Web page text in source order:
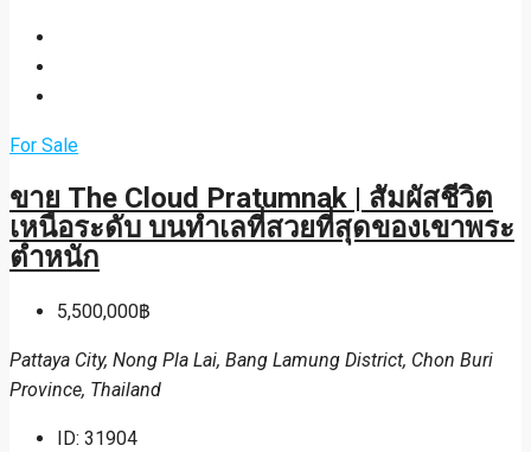
For Sale
ขาย The Cloud Pratumnak | สัมผัสชีวิต
เหนือระดับ บนทำเลที่สวยที่สุดของเขาพระ
ตำหนัก
5,500,000฿
Pattaya City, Nong Pla Lai, Bang Lamung District, Chon Buri
Province, Thailand
ID: 31904